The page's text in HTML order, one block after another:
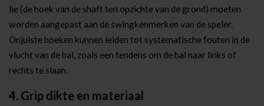
lie (de hoek van de shaft ten opzichte van de grond) moeten
worden aangepast aan de swingkenmerken van de speler.
Onjuiste hoeken kunnen leiden tot systematische fouten in de
vlucht van de bal, zoals een tendens om de bal naar links of
rechts te slaan.
4. Grip dikte en materiaal